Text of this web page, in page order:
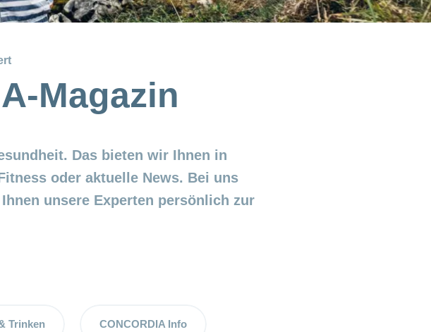
Magazin
Das bieten wir Ihnen in
oder aktuelle News. Bei uns
unsere Experten persönlich zur
Trinken CONCORDIA Info